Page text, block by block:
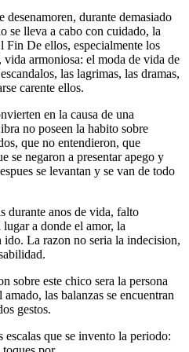
desenamoren, durante demasiado
se lleva a cabo con cuidado, la
Fin De ellos, especialmente los
armoniosa: el moda de vida de
las lagrimas, las dramas,
carente ellos.
en la causa de una
no poseen la habito sobre
que no entendieron, que
se negaron a presentar apego y
se levantan y se van de todo
durante anos de vida, falto
a donde el amor, la
ido. La razon no seri­a la indecision,
sobre este chico sera la persona
las balanzas se encuentran
gestos.
escalas que se invento la periodo: